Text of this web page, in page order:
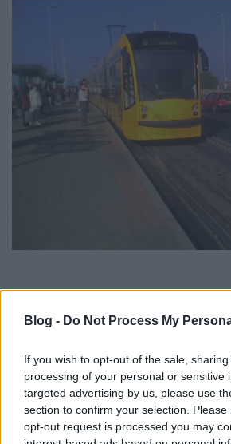
Blog - Do Not Process My
If you wish to opt-out of the sale,
processing of your personal or sensitive
targeted advertising by us, please use
section to confirm your selection.
opt-out request is processed you may
Több újság is írt róla, hogy volt
meghaladta a 30C fokot.
kényelmes a Móricztól a
főleg ha még állni is kell. Arra
amikor rendelték a villamosokat
bele klímát, a BKV munkatársa